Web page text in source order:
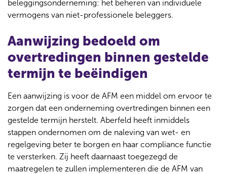
beleggingsonderneming: het beheren van individuele
vermogens van niet-professionele beleggers.
Aanwijzing bedoeld om
overtredingen binnen gestelde
termijn te beëindigen
Een aanwijzing is voor de AFM een middel om ervoor te
zorgen dat een onderneming overtredingen binnen een
gestelde termijn herstelt. Aberfeld heeft inmiddels
stappen ondernomen om de naleving van wet- en
regelgeving beter te borgen en haar compliance functie
te versterken. Zij heeft daarnaast toegezegd de
maatregelen te zullen implementeren die de AFM van